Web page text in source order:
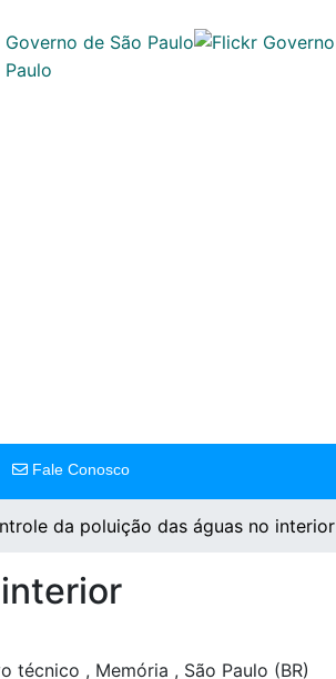
Fale Conosco
da poluição das águas no interior
técnico , Memória , São Paulo (BR)